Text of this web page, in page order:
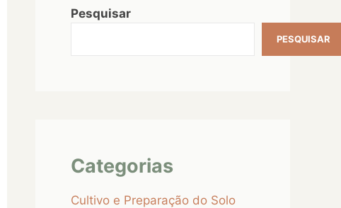
Pesquisar
PESQUISAR
Categorias
Cultivo e Preparação do Solo